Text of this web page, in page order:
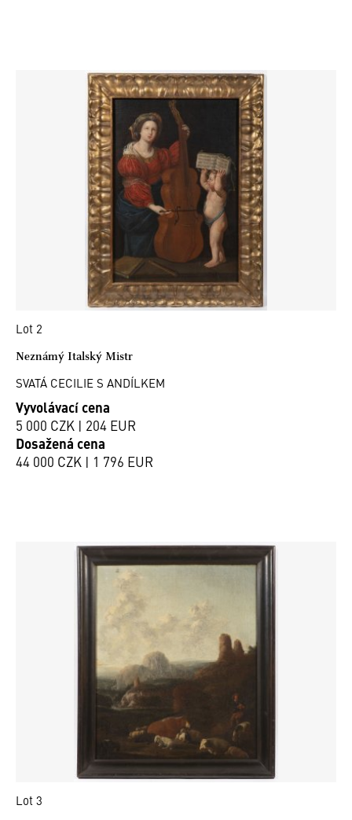
Lot 2
Neznámý Italský Mistr
SVATÁ CECILIE S ANDÍLKEM
Vyvolávací cena
5 000 CZK | 204 EUR
Dosažená cena
44 000 CZK | 1 796 EUR
Lot 3